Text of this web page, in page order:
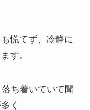
慌てず、冷静に
す。
ち着いていて聞
く